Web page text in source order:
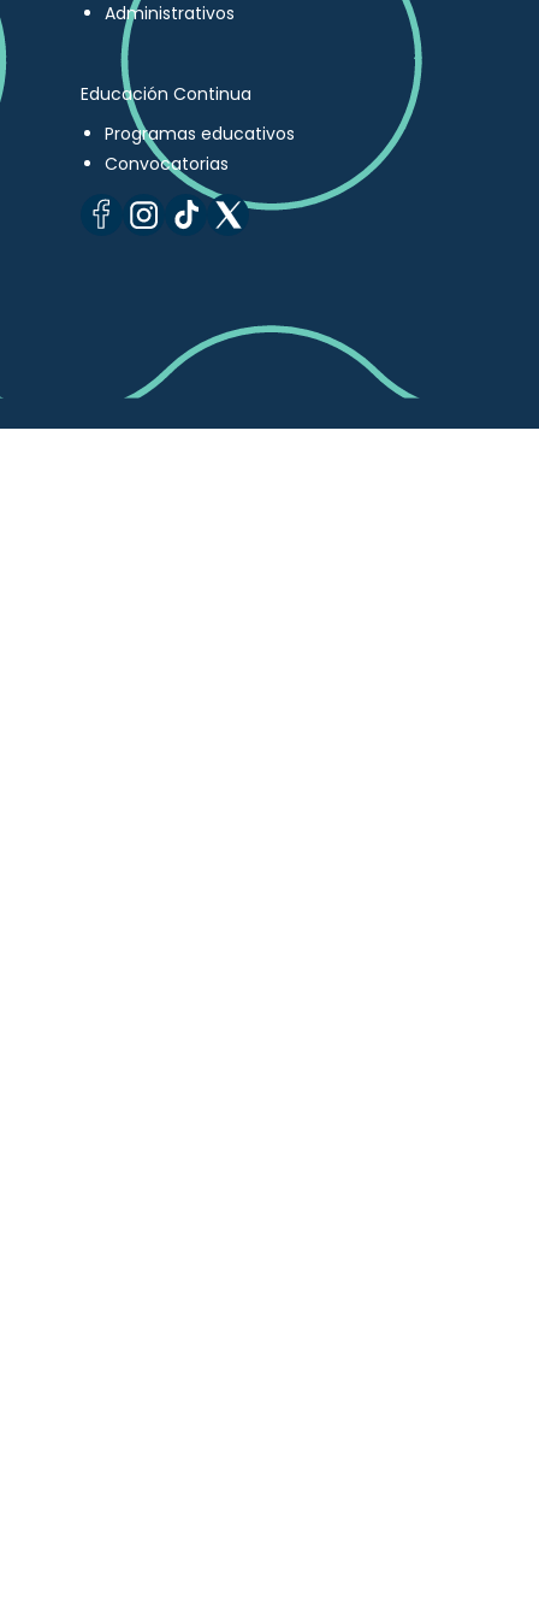
Administrativos
Educación Continua
Programas educativos
Convocatorias